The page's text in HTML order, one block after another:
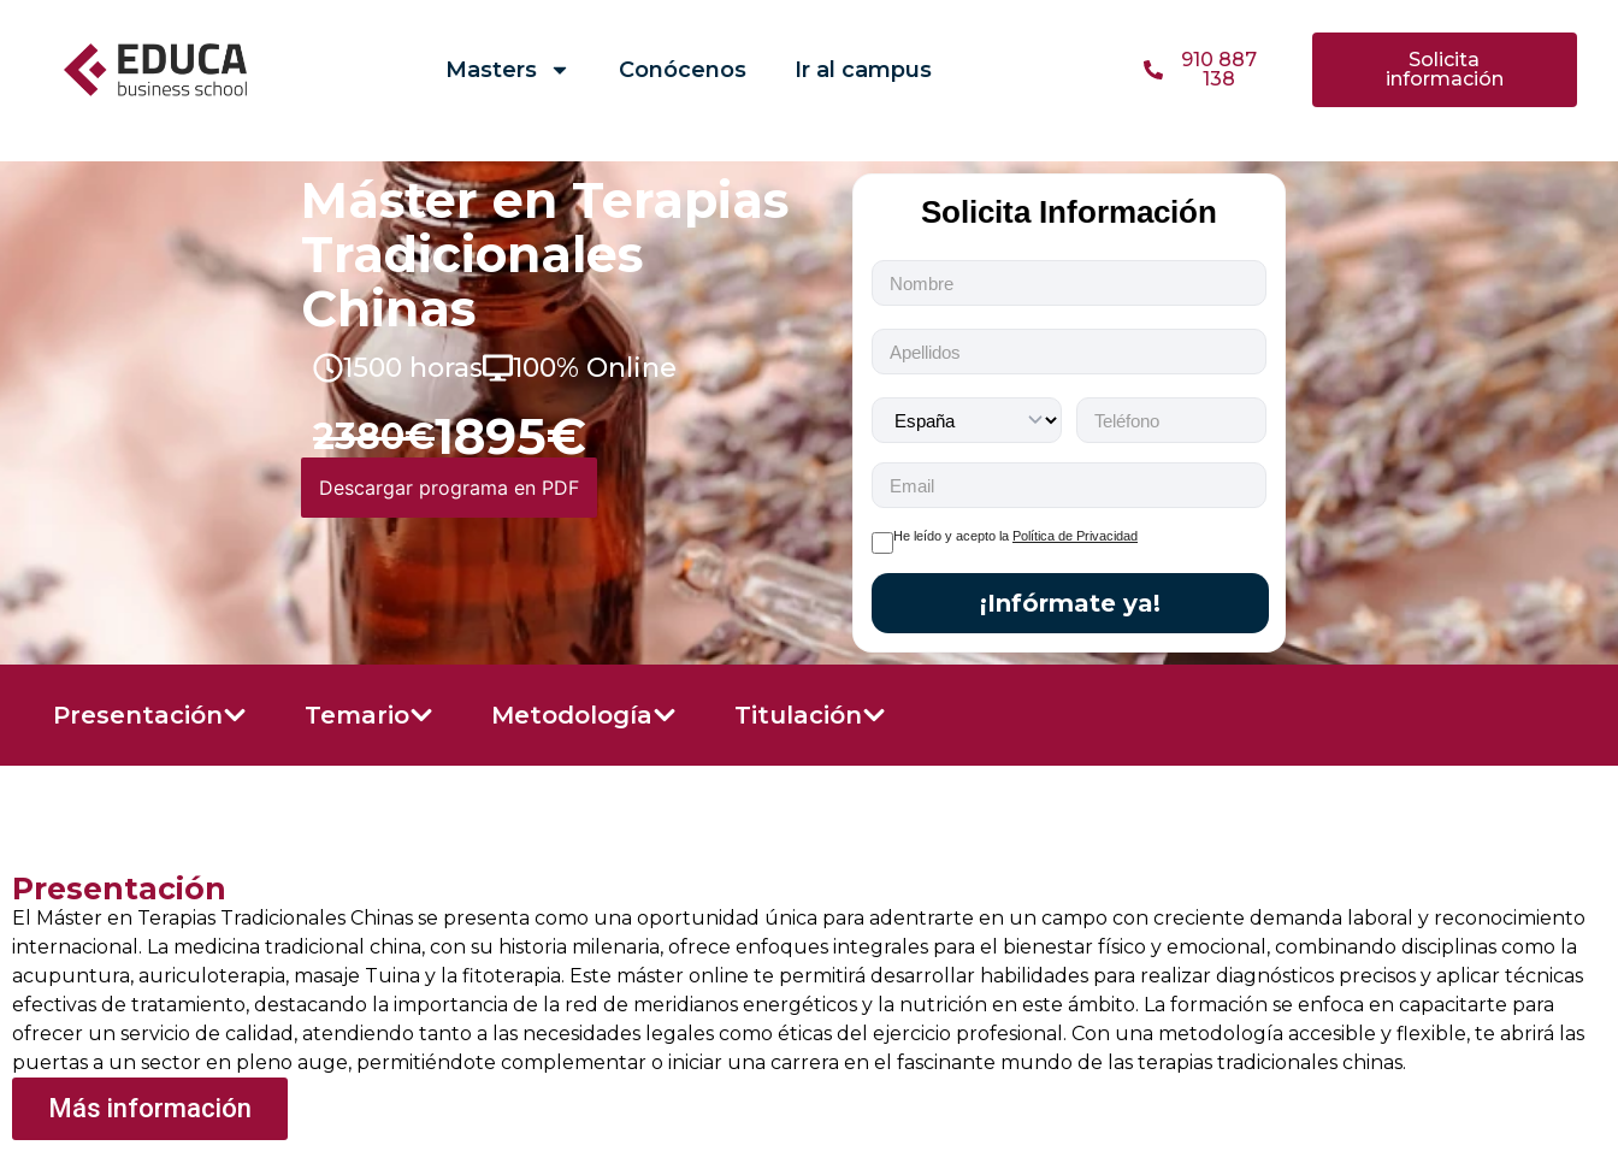
Masters Conócenos Ir al campus
Solicita
información
910 887
138
Máster en Terapias
Tradicionales
Chinas
1500 horas 100% Online
2380€1895€
Descargar programa en PDF
Solicita Información
Todos
los
son
obligatorios.
He leído y acepto la Política de Privacidad
¡Infórmate ya!
Presentación Temario Metodología Titulación
Presentación
El Máster en Terapias Tradicionales Chinas se presenta como una oportunidad única para adentrarte en un campo con creciente demanda laboral y reconocimiento
internacional. La medicina tradicional china, con su historia milenaria, ofrece enfoques integrales para el bienestar físico y emocional, combinando disciplinas como la
acupuntura, auriculoterapia, masaje Tuina y la fitoterapia. Este máster online te permitirá desarrollar habilidades para realizar diagnósticos precisos y aplicar técnicas
efectivas de tratamiento, destacando la importancia de la red de meridianos energéticos y la nutrición en este ámbito. La formación se enfoca en capacitarte para
ofrecer un servicio de calidad, atendiendo tanto a las necesidades legales como éticas del ejercicio profesional. Con una metodología accesible y flexible, te abrirá las
puertas a un sector en pleno auge, permitiéndote complementar o iniciar una carrera en el fascinante mundo de las terapias tradicionales chinas.
Más información